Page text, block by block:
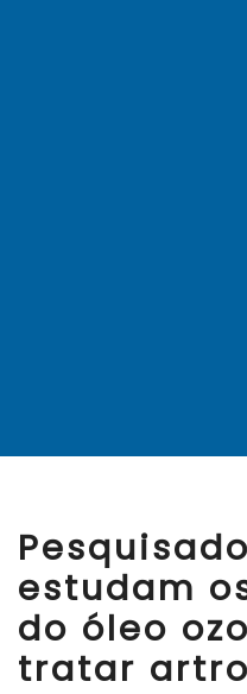
estudam
do óleo
tratar